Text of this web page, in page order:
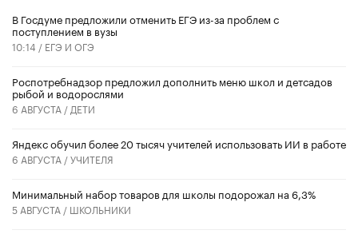
В Госдуме предложили отменить ЕГЭ из-за проблем с
поступлением в вузы
10:14 / ЕГЭ И ОГЭ
Роспотребнадзор предложил дополнить меню школ и детсадов
рыбой и водорослями
6 АВГУСТА / ДЕТИ
​Яндекс обучил более 20 тысяч учителей использовать ИИ в работе
6 АВГУСТА /УЧИТЕЛЯ
Минимальный набор товаров для школы подорожал на 6,3%
5 АВГУСТА / ШКОЛЬНИКИ